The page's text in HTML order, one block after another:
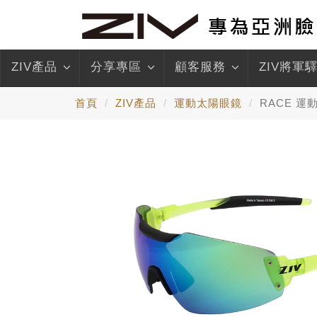
ZIV產品 分享專區 顧客服務 ZIV將軍
首頁 ZIV產品 運動太陽眼鏡 RACE 運